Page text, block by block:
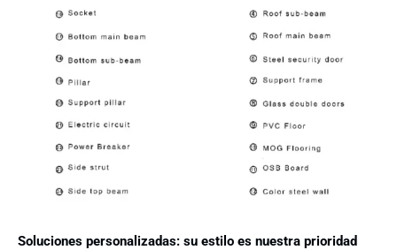
Soluciones personalizadas: su estilo es nuestra prioridad